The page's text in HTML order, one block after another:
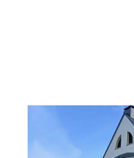
DONVILLE LES
, 9 pièces
Ref : 45243